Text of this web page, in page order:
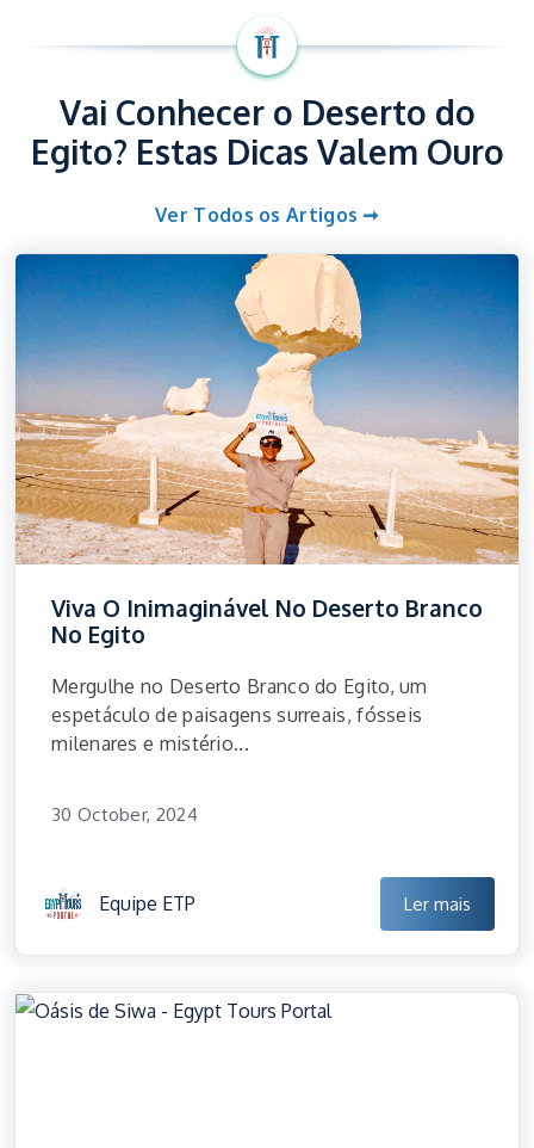
Vai Conhecer o Deserto do
Egito? Estas Dicas Valem Ouro
Ver Todos os Artigos ➞
Viva O Inimaginável No Deserto Branco
No Egito
Mergulhe no Deserto Branco do Egito, um
espetáculo de paisagens surreais, fósseis
milenares e mistério...
30 October, 2024
Equipe ETP Ler mais